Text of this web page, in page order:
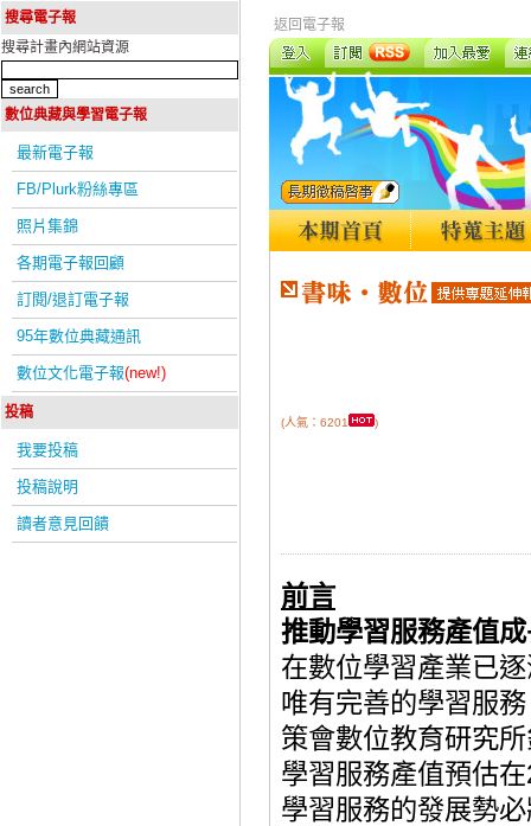
搜尋電子報
搜尋計畫內網站資源
數位典藏與學習電子報
最新電子報
FB/Plurk粉絲專區
照片集錦
各期電子報回顧
訂閱/退訂電子報
95年數位典藏通訊
數位文化電子報(new!)
投稿
我要投稿
投稿說明
讀者意見回饋
返回電子報
(人氣：6201 )
前言
推動學習服務產值
在數位學習產業已
唯有完善的學習服
策會數位教育研究
學習服務產值預估在
學習服務的發展勢